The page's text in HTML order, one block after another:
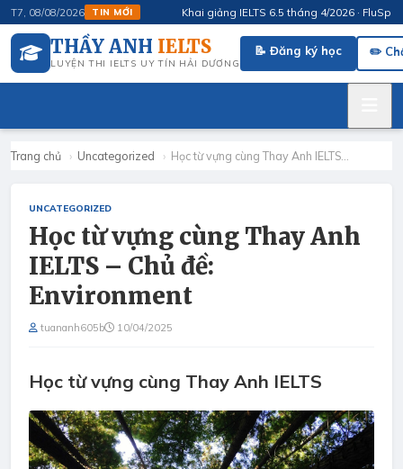
T7, 08/08/2026 TIN MỚI Khai giảng IELTS 6.5 tháng 4/2026 · FluSpeak
THẦY ANH IELTS
LUYỆN THI IELTS UY TÍN HẢI DƯƠNG
📝 Đăng ký học ✏️
Trang chủ › Uncategorized › Học từ vựng cùng Thay Anh IELTS…
UNCATEGORIZED
Học từ vựng cùng Thay Anh
IELTS – Chủ đề:
Environment
tuananh605b 10/04/2025
Học từ vựng cùng Thay Anh IELTS